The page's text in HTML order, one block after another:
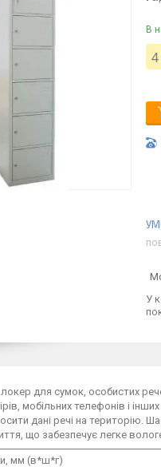
В
У
для сумок, особистих
мобільних телефонів і
дані речі на територію.
що забезпечує легке
мм (в*ш*г)